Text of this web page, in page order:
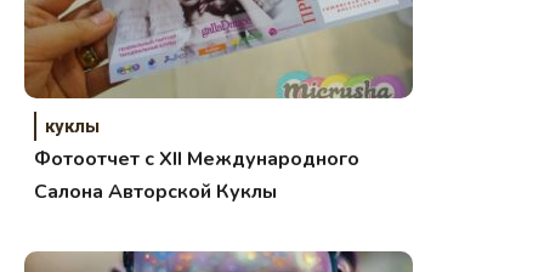
куклы
Фотоотчет с XII Международного
Салона Авторской Куклы